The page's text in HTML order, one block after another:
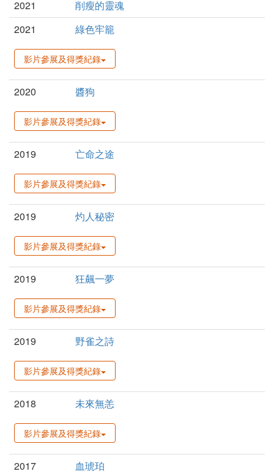
2021
削瘦的靈魂
2021
綠色牢籠
影片參展及得獎紀錄
2020 醬狗
影片參展及得獎紀錄
2019 亡命之途
影片參展及得獎紀錄
2019 灼人秘密
影片參展及得獎紀錄
2019 狂飆一夢
影片參展及得獎紀錄
2019 野雀之詩
影片參展及得獎紀錄
2018 未來無恙
影片參展及得獎紀錄
2017 血琥珀